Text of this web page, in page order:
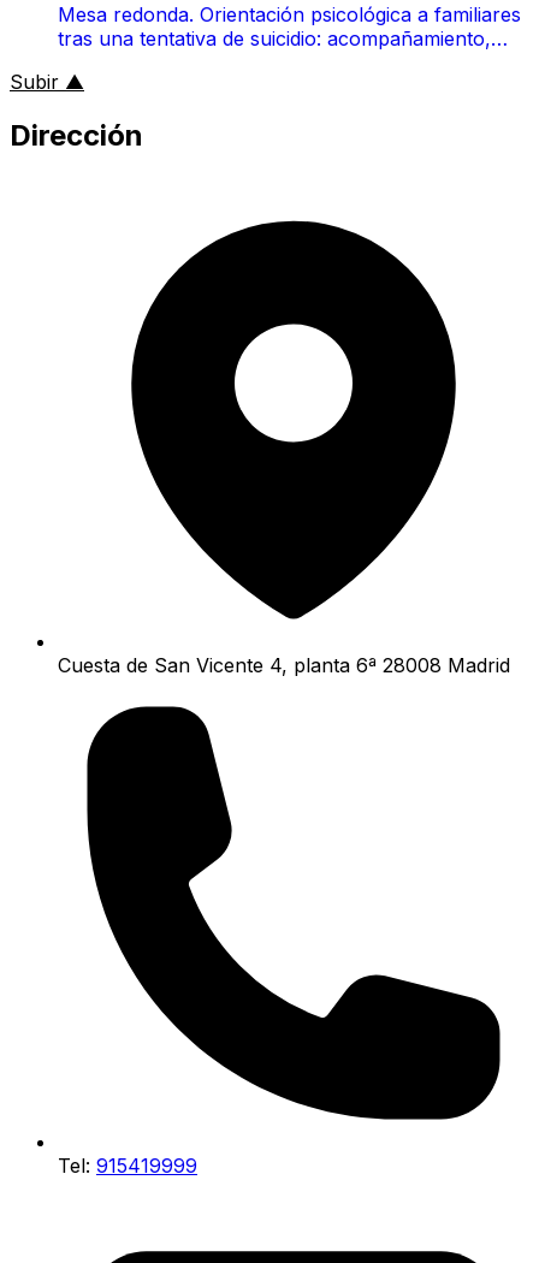
Mesa redonda. Orientación psicológica a familiares
tras una tentativa de suicidio: acompañamiento,
Subir ▲
Dirección
Cuesta de San Vicente 4, planta 6ª 28008 Madrid
Tel: 915419999